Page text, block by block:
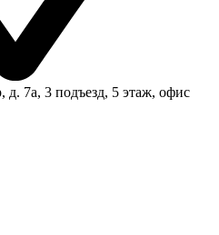
7а, 3 подъезд, 5 этаж, офис